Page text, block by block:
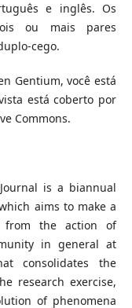
e inglês. Os
ou mais pares
cego.
Gentium, você está
está coberto por
Commons.
Journal is a biannual
aims to make a
from the action of
in general at
consolidates the
research exercise,
of phenomena